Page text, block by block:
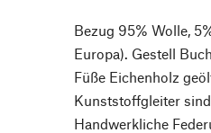
Bezug 95% Wolle,
Europa). Gestell
Füße Eichenholz
Kunststoffgleiter
Handwerkliche